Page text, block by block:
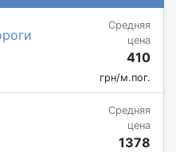
Средняя
цена
410
грн/м.пог.
Средняя
цена
1378